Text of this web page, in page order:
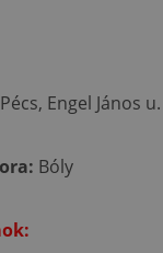
Engel János
Bóly